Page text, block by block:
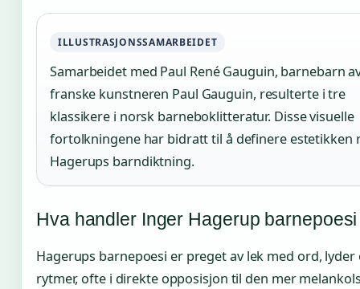
ILLUSTRASJONSSAMARBEIDET
Samarbeidet med Paul René Gauguin, barnebarn
franske kunstneren Paul Gauguin, resulterte i tre
klassikere i norsk barneboklitteratur. Disse visuelle
fortolkningene har bidratt til å definere estetikken
Hagerups barndiktning.
Hva handler Inger Hagerup
Hagerups barnepoesi er preget av lek med ord, lyder
rytmer, ofte i direkte opposisjon til den mer